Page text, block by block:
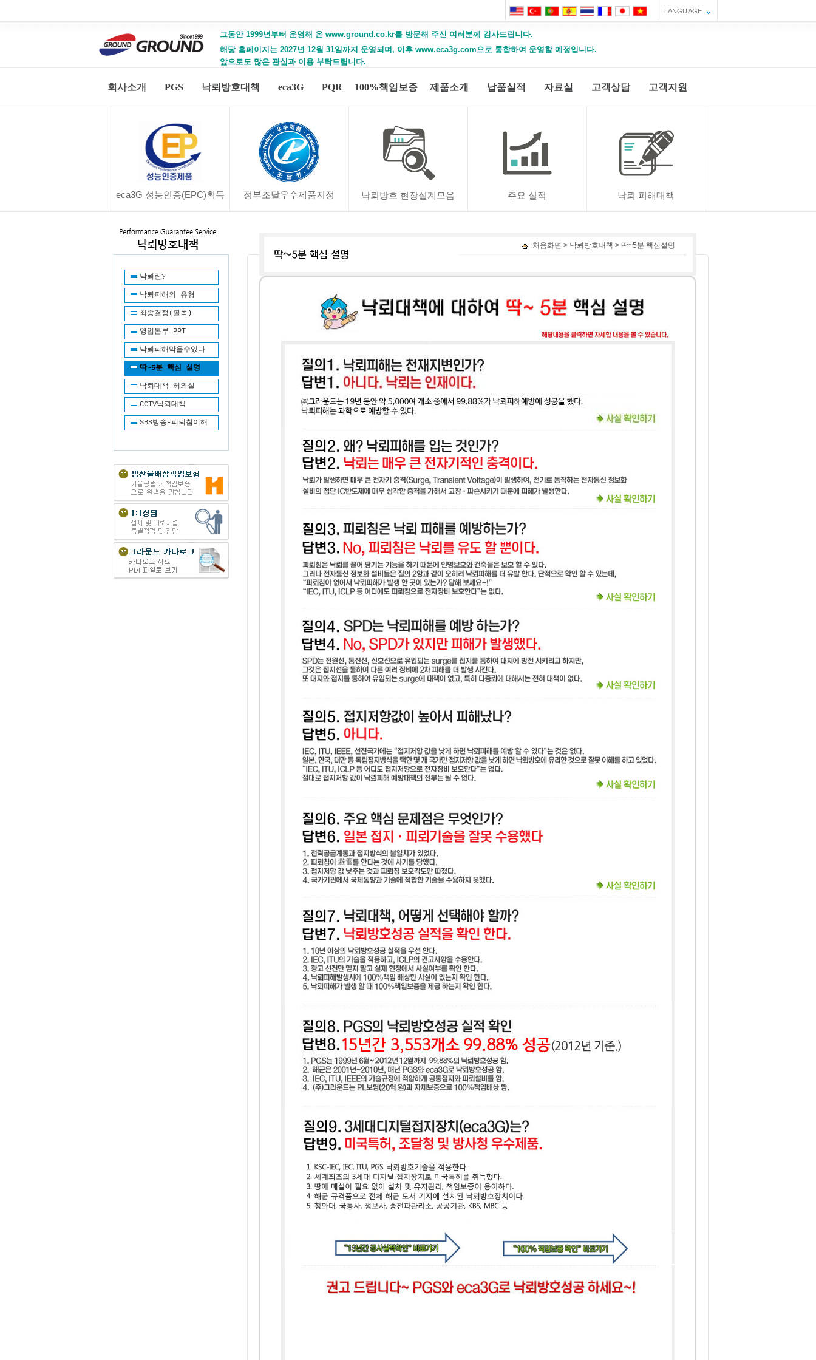
LANGUAGE
그동안 1999년부터 운영해 온 www.ground.co.kr를 방문해 주신 여러분께 감사드립니다.
해당 홈페이지는 2027년 12월 31일까지 운영되며, 이후 www.eca3g.com으로 통합하여 운영할 예정입니다.
앞으로도 많은 관심과 이용 부탁드립니다.
회사소개 PGS 낙뢰방호대책 eca3G PQR 100%책임보증 제품소개 납품실적 자료실 고객상담 고객지원
eca3G 성능인증(EPC)획득 정부조달우수제품지정 낙뢰방호 현장설계모음 주요 실적 낙뢰 피해대책
낙뢰란?
낙뢰피해의 유형
최종결정(필독)
영업본부 PPT
낙뢰피해막을수있다
딱~5분 핵심 설명
낙뢰대책 허와실
CCTV낙뢰대책
SBS방송-피뢰침이해
처음화면 > 낙뢰방호대책 > 딱~5분 핵심설명